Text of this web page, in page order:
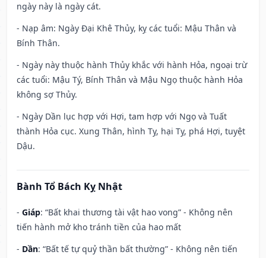
ngày này là ngày cát.
- Nạp âm: Ngày Đại Khê Thủy, kỵ các tuổi: Mậu Thân và
Bính Thân.
- Ngày này thuộc hành Thủy khắc với hành Hỏa, ngoại trừ
các tuổi: Mậu Tý, Bính Thân và Mậu Ngọ thuộc hành Hỏa
không sợ Thủy.
- Ngày Dần lục hợp với Hợi, tam hợp với Ngọ và Tuất
thành Hỏa cục. Xung Thân, hình Tỵ, hại Tỵ, phá Hợi, tuyệt
Dậu.
Bành Tổ Bách Kỵ Nhật
- Giáp: “Bất khai thương tài vật hao vong” - Không nên
tiến hành mở kho tránh tiền của hao mất
- Dần: “Bất tế tự quỷ thần bất thường” - Không nên tiến